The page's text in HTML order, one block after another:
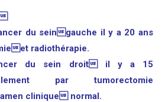
du seingauche il y a 20 ans
et radiothérapie.
du sein droit il y a 15
par tumorectomie
clinique normal.